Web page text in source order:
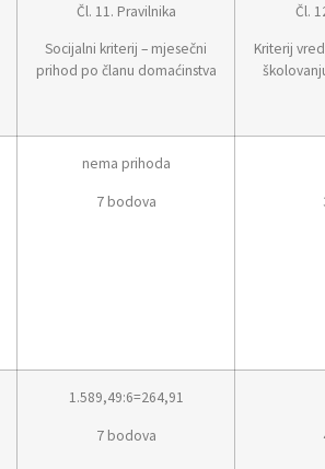
Čl. 11. Pravilnika
Socijalni kriterij – mjesečni
prihod po članu domaćinstva
Čl.
Kriterij
nema prihoda
7 bodova
1.589,49:6=264,91
7 bodova